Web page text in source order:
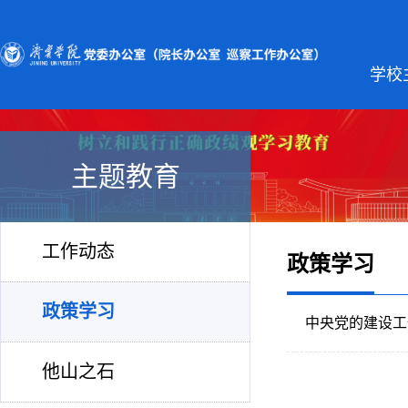
学校
主题教育
工作动态
政策学习
他山之石
政策学习
中央党的建设